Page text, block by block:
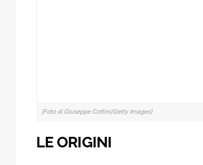
(Foto di Giuseppe Cottini/Getty Images)
LE ORIGINI